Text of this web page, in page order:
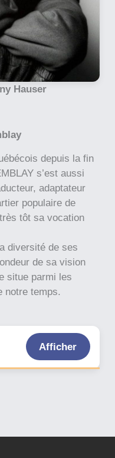
Hauser
depuis la fin
s’est aussi
adaptateur
populaire de
tôt sa vocation
diversité de ses
de sa vision
situe parmi les
notre temps.
Afficher